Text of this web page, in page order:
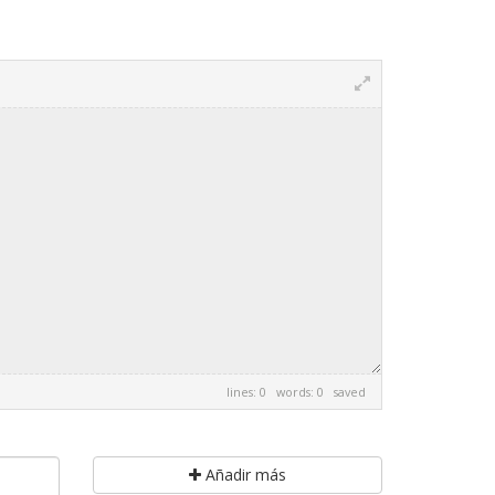
lines: 0 words: 0 saved
Añadir más